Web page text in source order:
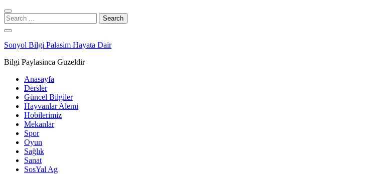
Skip
to
navigation
Skip
to
content
Search
for:
Sonyol Bilgi Palasim Hayata Dair
Bilgi Paylasinca Guzeldir
Anasayfa
Dersler
Güncel Bilgiler
Hayvanlar Alemi
Hobilerimiz
Mekanlar
Spor
Oyun
Sağlık
Sanat
SosYal Ag